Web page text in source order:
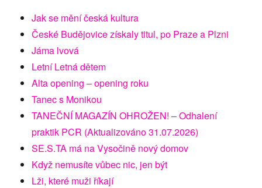
Jak se mění česká kultura
České Budějovice získaly titul, po Praze a Plzni
Jáma lvová
Letní Letná dětem
Alta opening – opening roku
Tanec s Monikou
TANEČNÍ MAGAZÍN OHROŽEN! – Odhalení
praktik PCR (Aktualizováno 31.07.2026)
SE.S.TA má na Vysočině nový domov
Když nemusíte vůbec nic, jen být
Lži, které muži říkají